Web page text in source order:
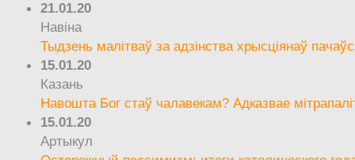
21.01.20
Навіна
Тыдзень малітваў за адзінства хрысціянаў
15.01.20
Казань
Навошта Бог стаў чалавекам? Адказвае
15.01.20
Артыкул